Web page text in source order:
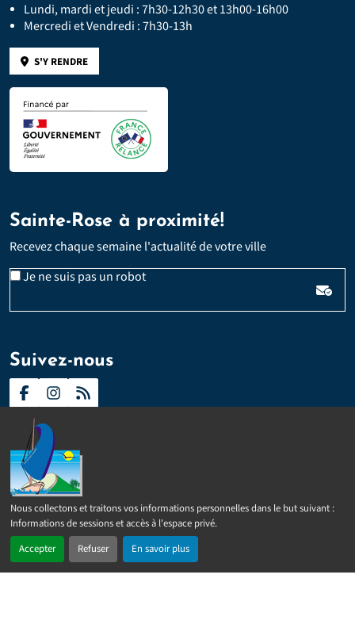
Nous collectons et traitons vos informations personnelles dans le but suivant :
Informations de sessions et accès à l'espace privé.
Accepter Refuser En savoir plus
En 1 clic Menu
Lundi, mardi et jeudi : 7h30-12h30 et 13h00-16h00
Mercredi et Vendredi : 7h30-13h
S'Y RENDRE
Sainte-Rose à proximité!
Recevez chaque semaine l'actualité de votre ville
Je ne suis pas un robotVeuillez laisser ce champ vide :
Email
Suivez-nous
Contact
2024 –2026 © Sainte-Rose Tous droits réservés
légales
Politique de confidentialité
Réalisé parIPEOS I-Solutions